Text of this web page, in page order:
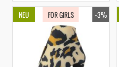
NEU -3%
FOR GIRLS